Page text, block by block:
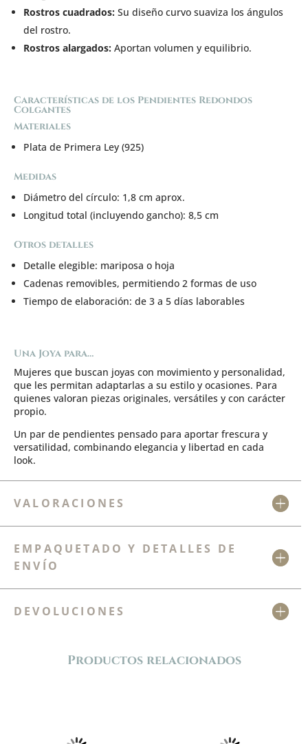
Rostros cuadrados: Su diseño curvo suaviza los ángulos
del rostro.
Rostros alargados: Aportan volumen y equilibrio.
Características de los Pendientes Redondos
Colgantes
Materiales
Plata de Primera Ley (925)
Medidas
Diámetro del círculo: 1,8 cm aprox.
Longitud total (incluyendo gancho): 8,5 cm
Otros detalles
Detalle elegible: mariposa o hoja
Cadenas removibles, permitiendo 2 formas de uso
Tiempo de elaboración: de 3 a 5 días laborables
Una Joya para…
Mujeres que buscan joyas con movimiento y personalidad,
que les permitan adaptarlas a su estilo y ocasiones. Para
quienes valoran piezas originales, versátiles y con carácter
propio.
Un par de pendientes pensado para aportar frescura y
versatilidad, combinando elegancia y libertad en cada
look.
VALORACIONES
EMPAQUETADO Y DETALLES DE
ENVÍO
DEVOLUCIONES
Productos relacionados